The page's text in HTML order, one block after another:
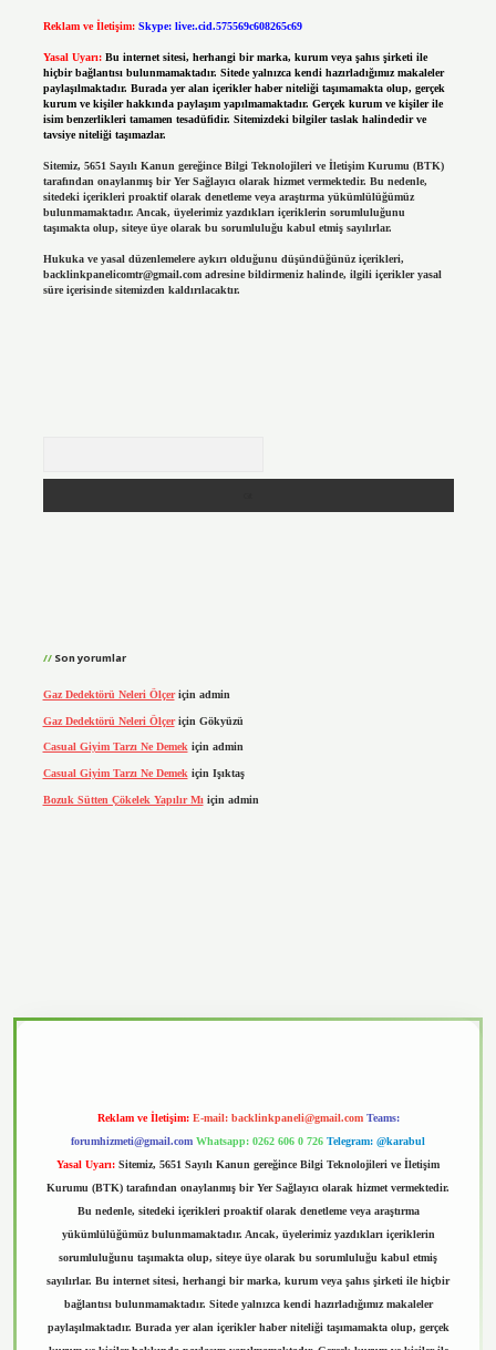
Reklam ve İletişim: Skype: live:.cid.575569c608265c69
Yasal Uyarı: Bu internet sitesi, herhangi bir marka, kurum veya şahıs şirketi ile
hiçbir bağlantısı bulunmamaktadır. Sitede yalnızca kendi hazırladığımız makaleler
paylaşılmaktadır. Burada yer alan içerikler haber niteliği taşımamakta olup, gerçek
kurum ve kişiler hakkında paylaşım yapılmamaktadır. Gerçek kurum ve kişiler ile
isim benzerlikleri tamamen tesadüfidir. Sitemizdeki bilgiler taslak halindedir ve
tavsiye niteliği taşımazlar.
Sitemiz, 5651 Sayılı Kanun gereğince Bilgi Teknolojileri ve İletişim Kurumu (BTK)
tarafından onaylanmış bir Yer Sağlayıcı olarak hizmet vermektedir. Bu nedenle,
sitedeki içerikleri proaktif olarak denetleme veya araştırma yükümlülüğümüz
bulunmamaktadır. Ancak, üyelerimiz yazdıkları içeriklerin sorumluluğunu
taşımakta olup, siteye üye olarak bu sorumluluğu kabul etmiş sayılırlar.
Hukuka ve yasal düzenlemelere aykırı olduğunu düşündüğünüz içerikleri,
backlinkpanelicomtr@gmail.comadresine bildirmeniz halinde, ilgili içerikler yasal
süre içerisinde sitemizden kaldırılacaktır.
Son yorumlar
Gaz Dedektörü Neleri Ölçeriçin admin
Gaz Dedektörü Neleri Ölçeriçin Gökyüzü
Casual Giyim Tarzı Ne Demekiçin admin
Casual Giyim Tarzı Ne Demek için Işıktaş
Bozuk Sütten Çökelek Yapılır Mı için admin
Reklam ve İletişim: E-mail: backlinkpaneli@gmail.com Teams:
forumhizmeti@gmail.com Whatsapp: 0262 606 0 726 Telegram: @karabul
Yasal Uyarı: Sitemiz, 5651 Sayılı Kanun gereğince Bilgi Teknolojileri ve İletişim
Kurumu (BTK) tarafından onaylanmış bir Yer Sağlayıcı olarak hizmet vermektedir.
Bu nedenle, sitedeki içerikleri proaktif olarak denetleme veya araştırma
yükümlülüğümüz bulunmamaktadır. Ancak, üyelerimiz yazdıkları içeriklerin
sorumluluğunu taşımakta olup, siteye üye olarak bu sorumluluğu kabul etmiş
sayılırlar. Bu internet sitesi, herhangi bir marka, kurum veya şahıs şirketi ile hiçbir
bağlantısı bulunmamaktadır. Sitede yalnızca kendi hazırladığımız makaleler
paylaşılmaktadır. Burada yer alan içerikler haber niteliği taşımamakta olup, gerçek